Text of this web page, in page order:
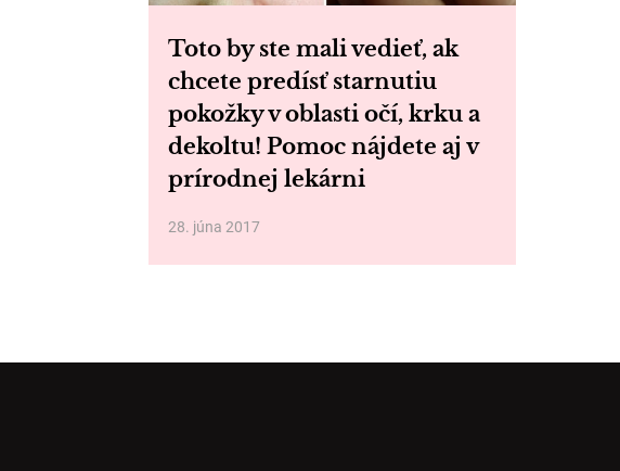
Toto by ste mali vedieť, ak
chcete predísť starnutiu
pokožky v oblasti očí, krku a
dekoltu! Pomoc nájdete aj v
prírodnej lekárni
28. júna 2017